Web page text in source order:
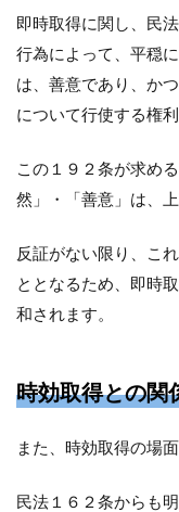
即時取得に関し、民
行為によって、平穏
は、善意であり、か
について行使する権
この１９２条が求め
然」・「善意」は、
反証がない限り、こ
ととなるため、即時
和されます。
時効取得との関
また、時効取得の場
民法１６２条からも